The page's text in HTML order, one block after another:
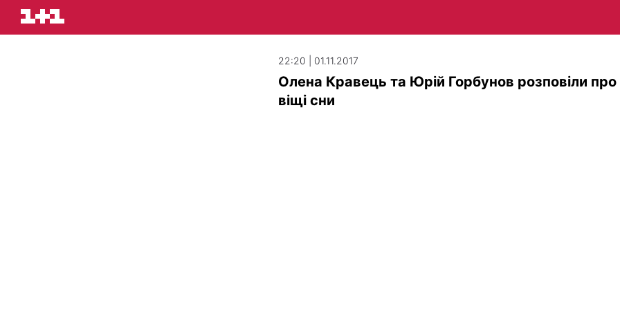
22:20 | 01.11.2017
Олена Кравець та Юрій Горбунов розповіли про
віщі сни